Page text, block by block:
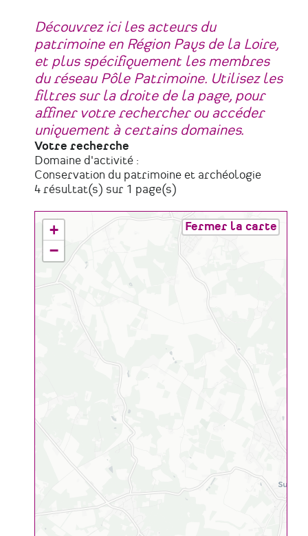
Découvrez ici les acteurs du
patrimoine en Région Pays de la Loire,
et plus spécifiquement les membres
du réseau Pôle Patrimoine. Utilisez les
filtres sur la droite de la page, pour
affiner votre rechercher ou accéder
uniquement à certains domaines.
Votre recherche
Domaine d'activité :
Conservation du patrimoine et archéologie
4 résultat(s) sur 1 page(s)
Fermer la carte
+
−